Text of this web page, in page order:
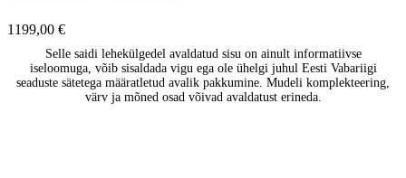
1199,00 €
Selle saidi lehekülgedel avaldatud sisu on ainult informatiivse
iseloomuga, võib sisaldada vigu ega ole ühelgi juhul Eesti Vabariigi
seaduste sätetega määratletud avalik pakkumine. Mudeli komplekteering,
värv ja mõned osad võivad avaldatust erineda.